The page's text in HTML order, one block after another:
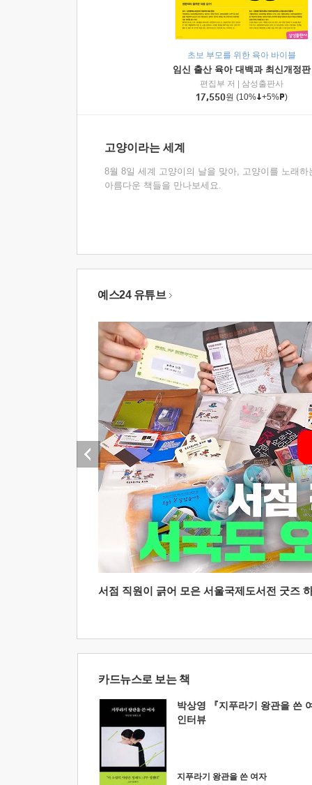
초보 부모를 위한 육아 바이블
임신 출산 육아 대백과 최신개정판
편집부 저
삼성출판사
17,550원 (10% +5% )
고양이라는 세계
8월 8일 세계 고양이의 날을 맞아, 고양이를 노래하
아름다운 책들을 만나보세요.
예스24 유튜브
서점 직원이 긁어 모은 서울국제도서전 굿즈
카드뉴스로 보는 책
박상영 『지푸라기 왕관을 쓴
인터뷰
지푸라기 왕관을 쓴 여자